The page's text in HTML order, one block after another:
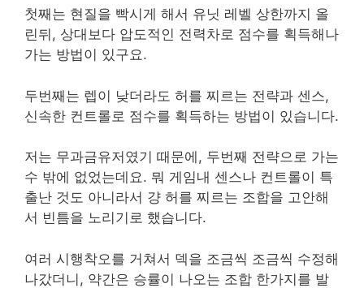
첫째는 현질을 빡시게 해서 유닛 레벨 상한까지 올
린뒤, 상대보다 압도적인 전력차로 점수를 획득해나
가는 방법이 있구요.
두번째는 렙이 낮더라도 허를 찌르는 전략과 센스,
신속한 컨트롤로 점수를 획득하는 방법이 있습니다.
저는 무과금유저였기 때문에, 두번째 전략으로 가는
수 밖에 없었는데요. 뭐 게임내 센스나 컨트롤이 특
출난 것도 아니라서 걍 허를 찌르는 조합을 고안해
서 빈틈을 노리기로 했습니다.
여러 시행착오를 거쳐서 덱을 조금씩 조금씩 수정해
나갔더니, 약간은 승률이 나오는 조합 한가지를 발